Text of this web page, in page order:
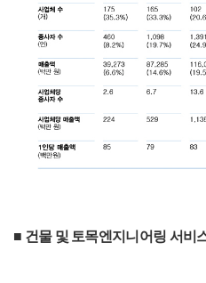
■ 건물 및 토목엔지니어링 서비